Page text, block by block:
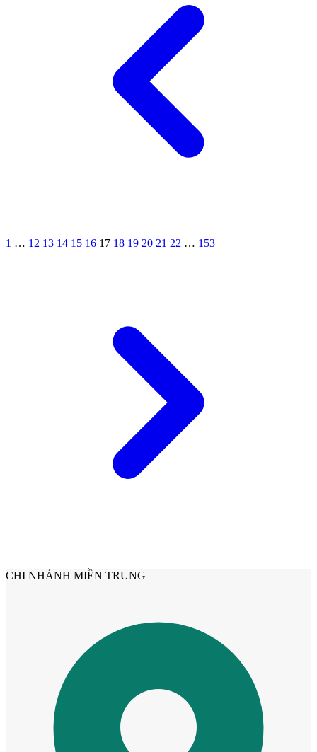
Cửa Gỗ Tự Nhiên
1 … 12 13 14 15 16 17 18 19 20 21 22 … 153
CHI NHÁNH MIỀN TRUNG